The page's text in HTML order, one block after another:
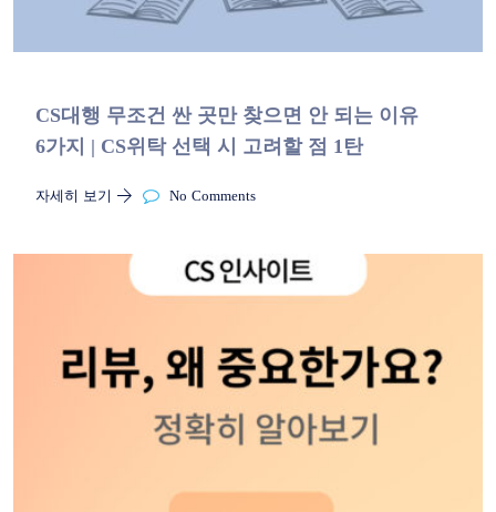
CS대행 무조건 싼 곳만 찾으면 안 되는 이유
6가지 | CS위탁 선택 시 고려할 점 1탄
자세히 보기 No Comments